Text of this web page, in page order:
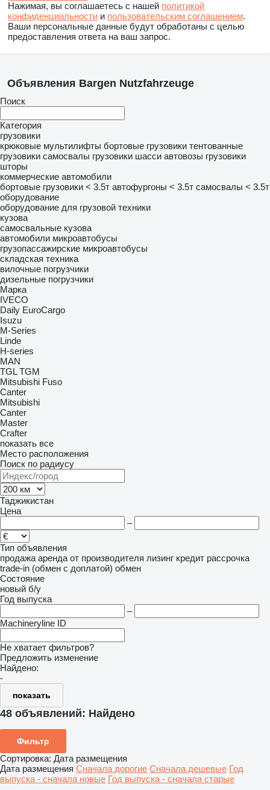
Нажимая, вы соглашаетесь с нашей политикой
конфиденциальности и пользовательским соглашением.
Ваши персональные данные будут обработаны с целью
предоставления ответа на ваш запрос.
Объявления Bargen Nutzfahrzeuge
Поиск
Категория
грузовики
крюковые мультилифты бортовые грузовики тентованные
грузовики самосвалы грузовики шасси автовозы грузовики
шторы
коммерческие автомобили
бортовые грузовики < 3.5т автофургоны < 3.5т самосвалы < 3.5т
оборудование
оборудование для грузовой техники
кузова
самосвальные кузова
автомобили микроавтобусы
грузопассажирские микроавтобусы
складская техника
вилочные погрузчики
дизельные погрузчики
Марка
IVECO
Daily EuroCargo
Isuzu
M-Series
Linde
H-series
MAN
TGL TGM
Mitsubishi Fuso
Canter
Mitsubishi
Canter
Master
Crafter
показать все
Место расположения
Поиск по радиусу
Таджикистан
Цена
–
Тип объявления
продажа аренда от производителя лизинг кредит рассрочка
trade-in (обмен с доплатой) обмен
Состояние
новый б/у
Год выпуска
–
Machineryline ID
Не хватает фильтров?
Предложить изменение
Найдено:
-
показать
48 объявлений: Найдено
Фильтр
Сортировка: Дата размещения
Дата размещения Сначала дорогие Сначала дешевые Год
выпуска - сначала новые Год выпуска - сначала старые